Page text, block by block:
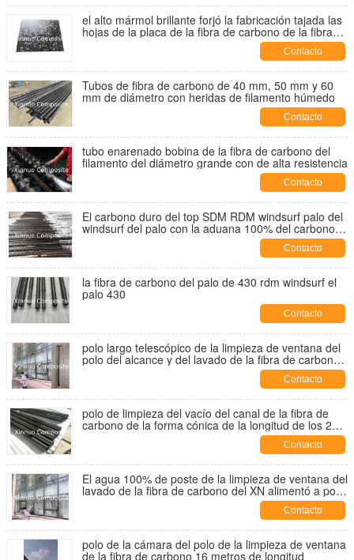
el alto mármol brillante forjó la fabricación tajada las
hojas de la placa de la fibra de carbono de la fibra
Contacto
Tubos de fibra de carbono de 40 mm, 50 mm y 60
mm de diámetro con heridas de filamento húmedo
Contacto
tubo enarenado bobina de la fibra de carbono del
filamento del diámetro grande con de alta resistencia
Contacto
El carbono duro del top SDM RDM windsurf palo del
windsurf del palo con la aduana 100% del carbono
del carbono el 40% del carbono el 70% Contacto
la fibra de carbono del palo de 430 rdm windsurf el
palo 430
Contacto
polo largo telescópico de la limpieza de ventana del
polo del alcance y del lavado de la fibra de carbono
del polo del tubo de la fibra de carbono con el cepillo
Contacto
polo de limpieza del vacío del canal de la fibra de
carbono de la forma cónica de la longitud de los 27ft
para el claro de la limpieza del canal Contacto
El agua 100% de poste de la limpieza de ventana del
lavado de la fibra de carbono del XN alimentó a polo
Contacto
polo de la cámara del polo de la limpieza de ventana
de la fibra de carbono 16 metros de longitud